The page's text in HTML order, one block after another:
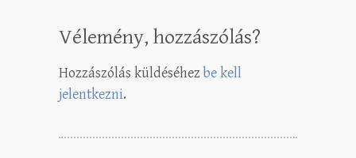
Vélemény, hozzászólás?
Hozzászólás küldéséhezbe kell
jelentkezni.